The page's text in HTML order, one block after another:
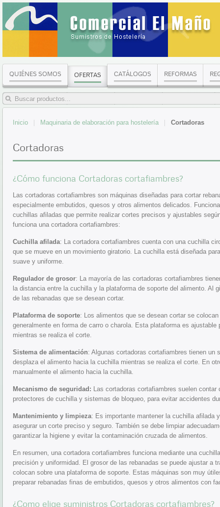
QUIÉNES SOMOS OFERTAS CATÁLOGOS REFORMAS
Inicio Maquinaria de elaboración para hostelería Cortadoras
Cortadoras
¿Cómo funciona Cortadoras cortafiambres?
Las cortadoras cortafiambres son máquinas diseñadas para cortar
especialmente embutidos, quesos y otros alimentos delicados.
cuchillas afiladas que permite realizar cortes precisos y ajustables
funciona una cortadora cortafiambres:
Cuchilla afilada: La cortadora cortafiambres cuenta con una cuchilla
que se mueve en un movimiento giratorio. La cuchilla está diseñada
suave y uniforme.
Regulador de grosor: La mayoría de las cortadoras cortafiambres
la distancia entre la cuchilla y la plataforma de soporte del alimento. Al
de las rebanadas que se desean cortar.
Plataforma de soporte: Los alimentos que se desean cortar se
generalmente en forma de carro o charola. Esta plataforma es ajustable
mientras se realiza el corte.
Sistema de alimentación: Algunas cortadoras cortafiambres tienen un
desplaza el alimento hacia la cuchilla mientras se realiza el corte. En
manualmente el alimento hacia la cuchilla.
Mecanismo de seguridad: Las cortadoras cortafiambres suelen
protectores de cuchilla y sistemas de bloqueo, para evitar accidentes
Mantenimiento y limpieza: Es importante mantener la cuchilla afilada
asegurar un corte preciso y seguro. También se debe limpiar
garantizar la higiene y evitar la contaminación cruzada de alimentos.
En resumen, una cortadora cortafiambres funciona mediante una
precisión y uniformidad. El grosor de las rebanadas se puede ajustar a
colocan sobre una plataforma de soporte. Estas máquinas son muy
preparar rebanadas finas de embutidos, quesos y otros alimentos con
¿Como elige suministros Cortadoras cortafiambres?